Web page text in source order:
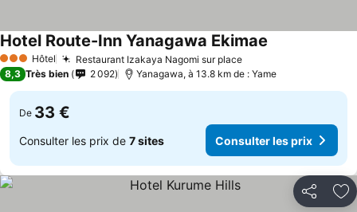
3 ÉtoilesHôtel Restaurant Izakaya Nagomi sur placeConsulter les prix
Hotel Route-Inn Yanagawa Ekimae
8,3 Très bien 2 092 Yanagawa, à 13.8 km de : Yame
De 33 €
Consulter les prix de 7 sites Consulter les prix
Partager